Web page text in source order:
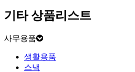
기타 상품리스트
사무용품
생활용품
스낵